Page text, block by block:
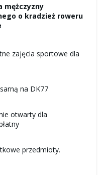
mężczyzny
o kradzież roweru
zajęcia sportowe dla
na DK77
otwarty dla
przedmioty.